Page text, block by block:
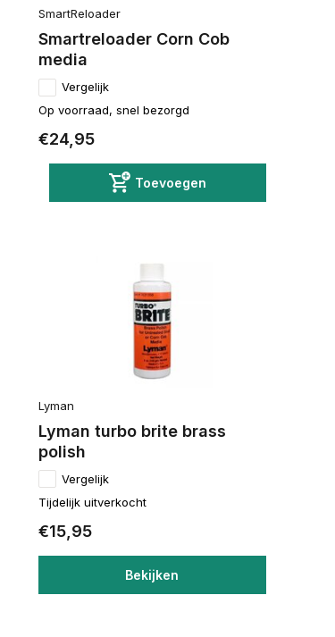
SmartReloader
Smartreloader Corn Cob
media
Vergelijk
Op voorraad, snel bezorgd
€24,95
Toevoegen
Lyman
Lyman turbo brite brass
polish
Vergelijk
Tijdelijk uitverkocht
€15,95
Bekijken